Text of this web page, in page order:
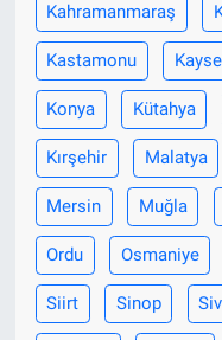
Kahramanmaraş
Kastamonu
Konya Kütahya
Kırşehir Malatya
Mersin Muğla
Ordu Osmaniye
Siirt Sinop